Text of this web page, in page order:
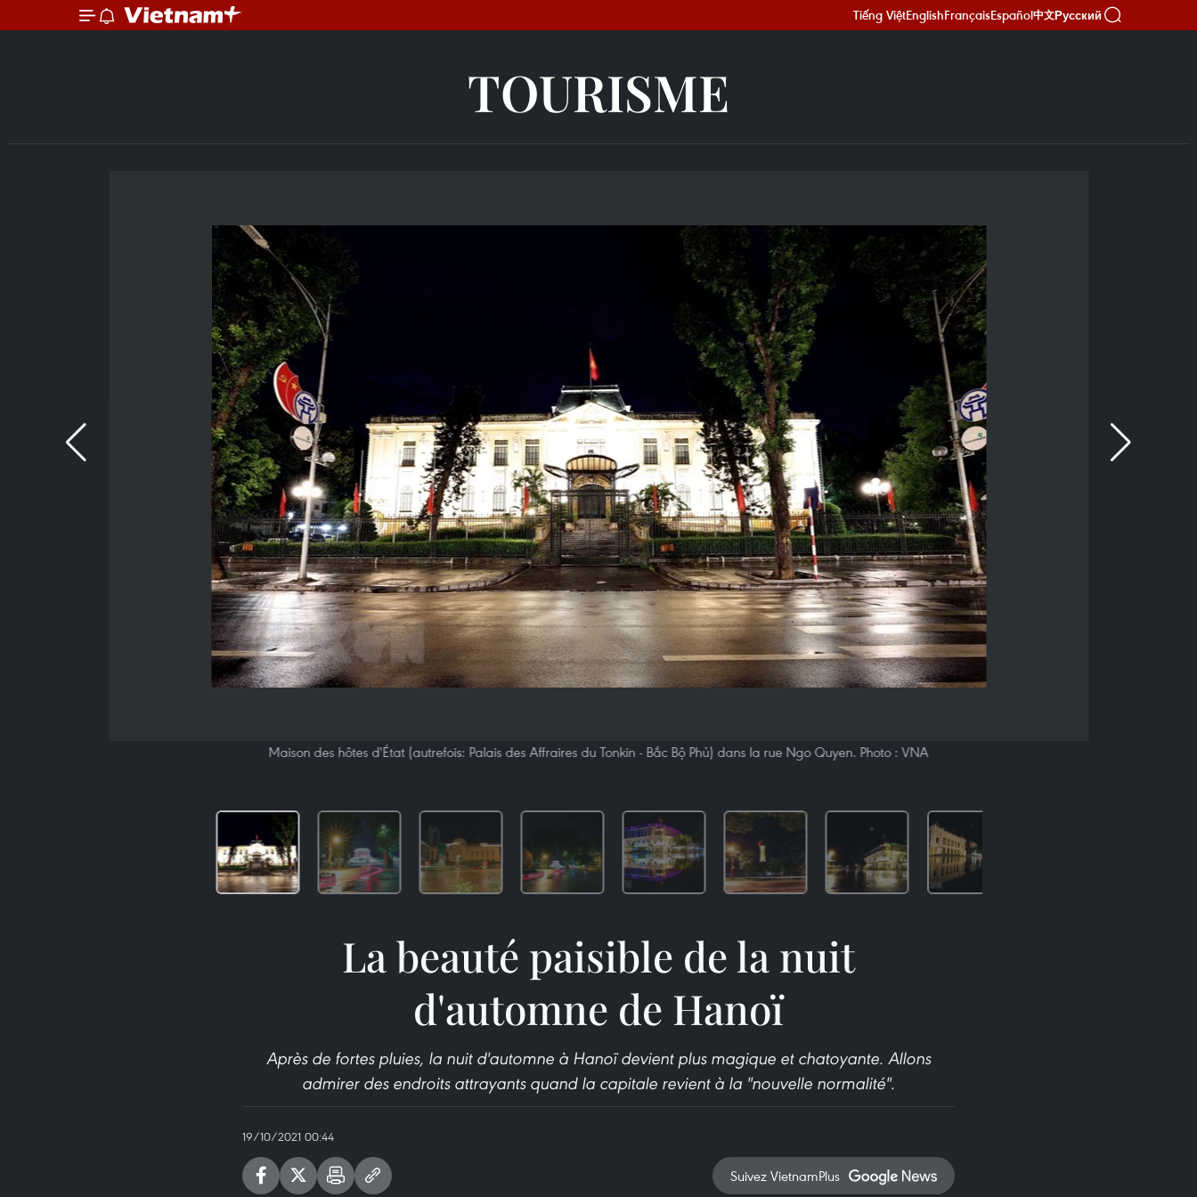
Tiếng ViệtEnglishFrançaisEspañol中文Русский
TOURISME
Maison des hôtes d'État (autrefois: Palais des Affraires du Tonkin - Bắc Bộ Phủ) dans la rue Ngo Quyen. Photo : VNA
La beauté paisible de la nuit
d'automne de Hanoï
Après de fortes pluies, la nuit d'automne à Hanoï devient plus magique et chatoyante. Allons
admirer des endroits attrayants quand la capitale revient à la "nouvelle normalité".
19/10/2021 00:44
Suivez VietnamPlus